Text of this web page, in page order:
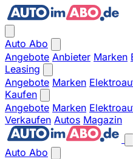
Auto Abo
Angebote Anbieter Marken
Leasing
Angebote Marken
Kaufen
Angebote Marken
Verkaufen Autos Magazin
Auto Abo